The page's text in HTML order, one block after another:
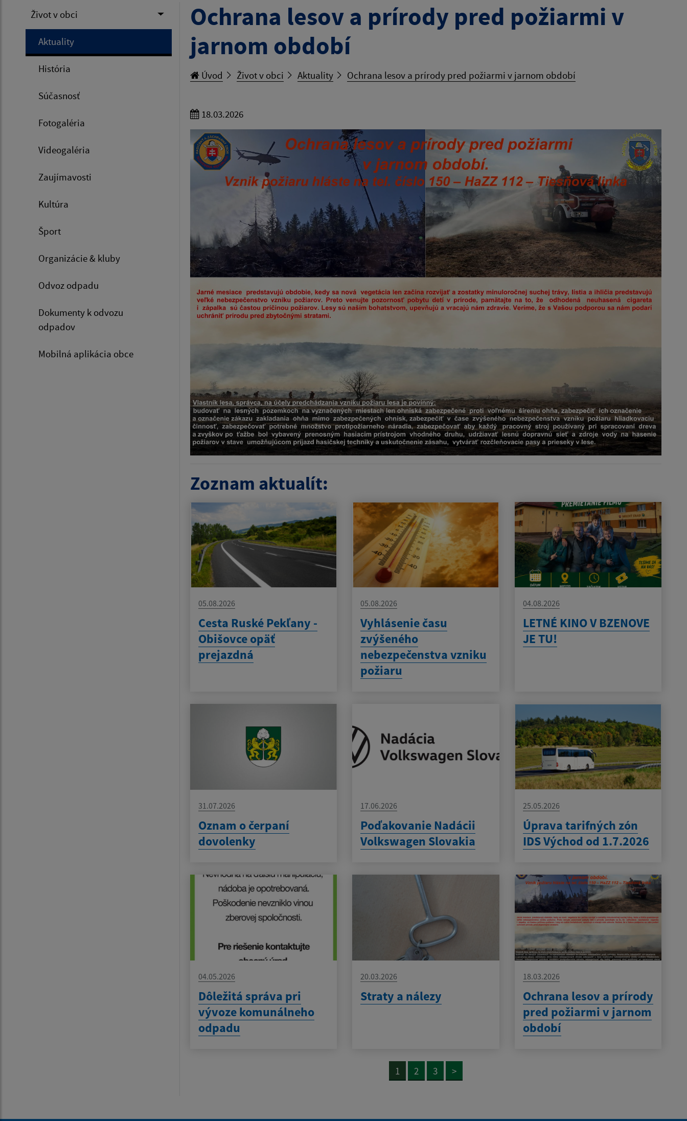
Život v obci
Aktuality
História
Súčasnosť
Fotogaléria
Videogaléria
Zaujímavosti
Kultúra
Šport
Organizácie & kluby
Odvoz odpadu
Dokumenty k odvozu
odpadov
Mobilná aplikácia obce
Ochrana lesov a prírody pred požiarmi v
jarnom období
Úvod Život v obci Aktuality Ochrana lesov a prírody pred požiarmi v jarnom období
18.03.2026
Zoznam aktualít:
05.08.2026
Cesta Ruské Pekľany -
Obišovce opäť
prejazdná
05.08.2026
Vyhlásenie času
zvýšeného
nebezpečenstva vzniku
požiaru
04.08.2026
LETNÉ KINO V BZENOVE
JE TU!
31.07.2026
Oznam o čerpaní
dovolenky
17.06.2026
Poďakovanie Nadácii
Volkswagen Slovakia
25.05.2026
Úprava tarifných zón
IDS Východ od 1.7.2026
04.05.2026
Dôležitá správa pri
vývoze komunálneho
odpadu
20.03.2026
Straty a nálezy
18.03.2026
Ochrana lesov a prírody
pred požiarmi v jarnom
období
1 2 3 >